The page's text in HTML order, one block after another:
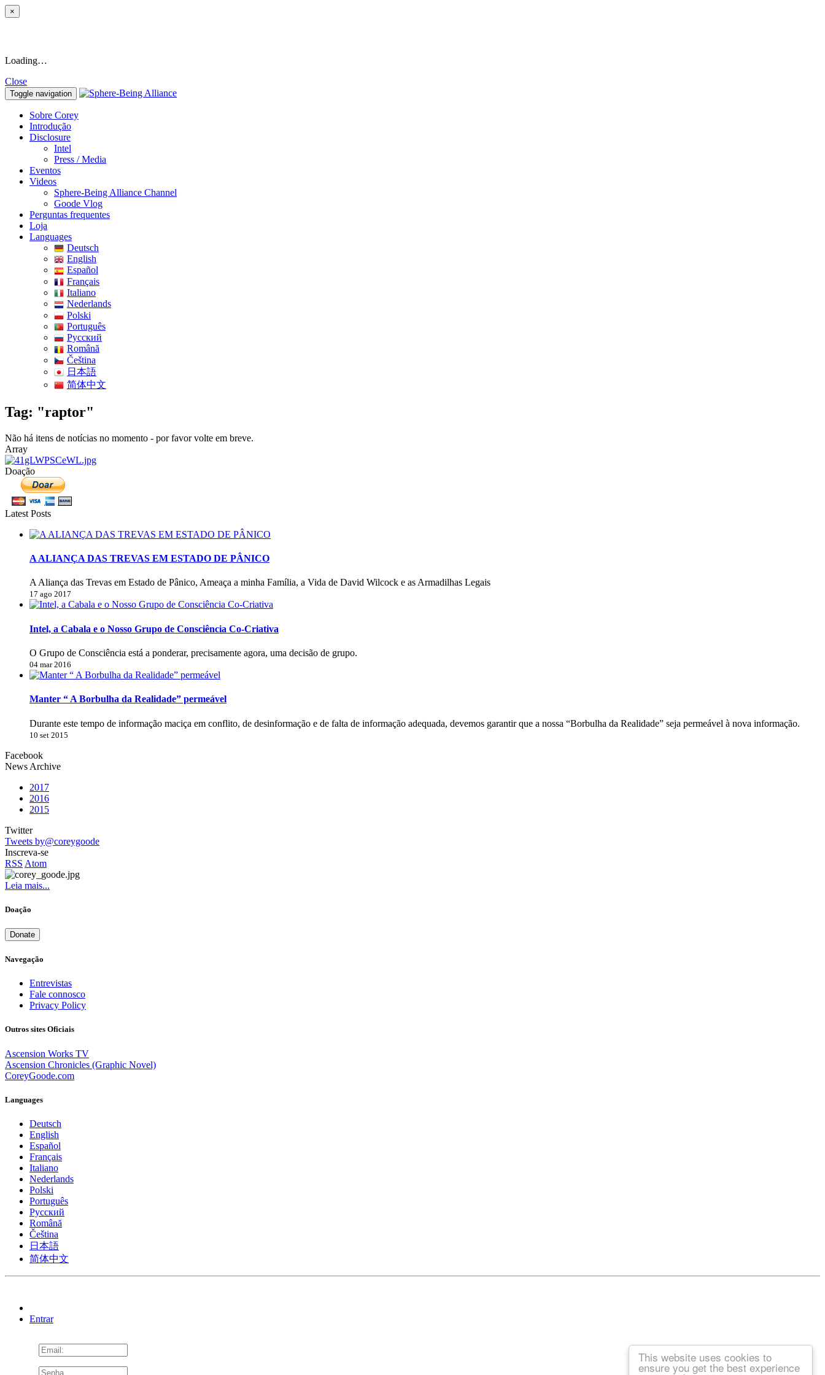
This website uses cookies to
ensure you get the best experience
×
Loading…
Close
Toggle navigation
Sobre Corey
Introdução
Disclosure
Intel
Press / Media
Eventos
Videos
Sphere-Being Alliance Channel
Goode Vlog
Perguntas frequentes
Loja
Languages
Deutsch
English
Español
Français
Italiano
Nederlands
Polski
Português
Pусский
Română
Čeština
日本語
简体中文
Tag: "raptor"
Não há itens de notícias no momento - por favor volte em breve.
Array
Doação
Latest Posts
A ALIANÇA DAS TREVAS EM ESTADO DE PÂNICO
A Aliança das Trevas em Estado de Pânico, Ameaça a minha Família, a Vida de David Wilcock e as Armadilhas Legais
17 ago 2017
Intel, a Cabala e o Nosso Grupo de Consciência Co-Criativa
O Grupo de Consciência está a ponderar, precisamente agora, uma decisão de grupo.
04 mar 2016
Manter “ A Borbulha da Realidade” permeável
Durante este tempo de informação maciça em conflito, de desinformação e de falta de informação adequada, devemos garantir que a nossa “Borbulha da Realidade” seja permeável à nova informação.
10 set 2015
Facebook
News Archive
2017
2016
2015
Twitter
Tweets by@coreygoode
Inscreva-se
RSS Atom
Leia mais...
Doação
Donate
Navegação
Entrevistas
Fale connosco
Privacy Policy
Outros sites Oficiais
Ascension Works TV
Ascension Chronicles (Graphic Novel)
CoreyGoode.com
Languages
Deutsch
English
Español
Français
Italiano
Nederlands
Polski
Português
Pусский
Română
Čeština
日本語
简体中文
Entrar